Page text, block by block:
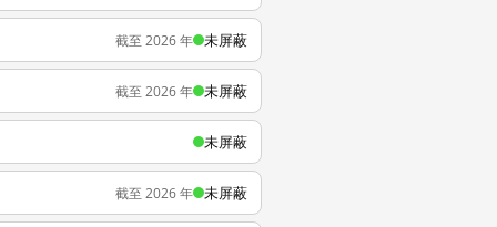
截至 2026 年 未屏蔽
截至 2026 年 未屏蔽
未屏蔽
截至 2026 年 未屏蔽